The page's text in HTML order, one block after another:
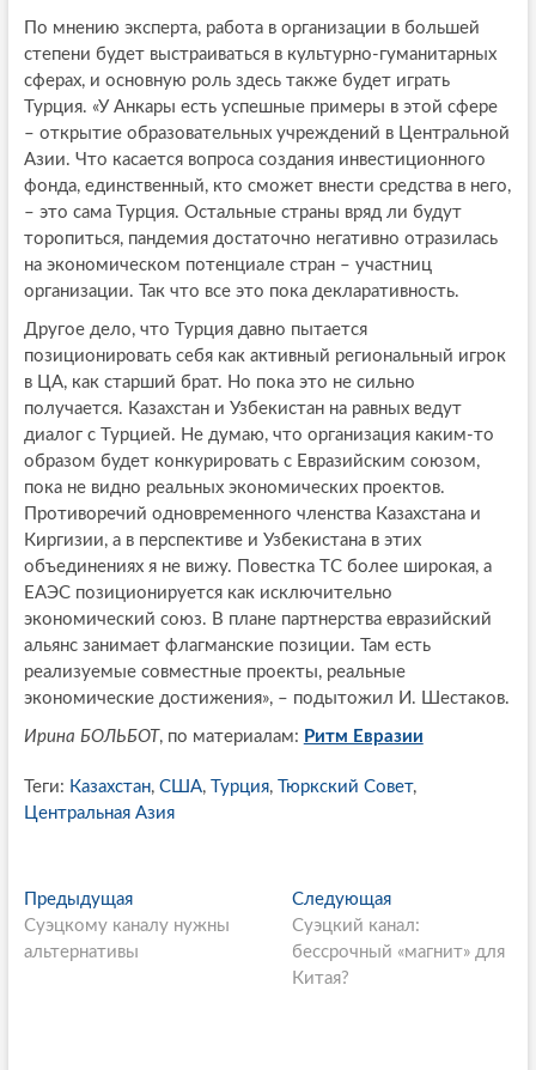
По мнению эксперта, работа в организации в большей
степени будет выстраиваться в культурно-гуманитарных
сферах, и основную роль здесь также будет играть
Турция. «У Анкары есть успешные примеры в этой сфере
– открытие образовательных учреждений в Центральной
Азии. Что касается вопроса создания инвестиционного
фонда, единственный, кто сможет внести средства в него,
– это сама Турция. Остальные страны вряд ли будут
торопиться, пандемия достаточно негативно отразилась
на экономическом потенциале стран – участниц
организации. Так что все это пока декларативность.
Другое дело, что Турция давно пытается
позиционировать себя как активный региональный игрок
в ЦА, как старший брат. Но пока это не сильно
получается. Казахстан и Узбекистан на равных ведут
диалог с Турцией. Не думаю, что организация каким-то
образом будет конкурировать с Евразийским союзом,
пока не видно реальных экономических проектов.
Противоречий одновременного членства Казахстана и
Киргизии, а в перспективе и Узбекистана в этих
объединениях я не вижу. Повестка ТС более широкая, а
ЕАЭС позиционируется как исключительно
экономический союз. В плане партнерства евразийский
альянс занимает флагманские позиции. Там есть
реализуемые совместные проекты, реальные
экономические достижения», – подытожил И. Шестаков.
Ирина БОЛЬБОТ , по материалам: Ритм Евразии
Теги: Казахстан, США, Турция, Тюркский Совет,
Центральная Азия
P
o
ПредыдущаяП
р
е
Суэцкому каналу нужны
альтернативы
Следующая
л
е
Суэцкий канал:
бессрочный «магнит» для
Китая?